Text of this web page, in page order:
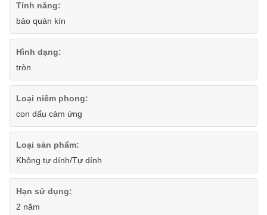
Tính năng:
bảo quản kín
Hình dạng:
tròn
Loại niêm phong:
con dấu cảm ứng
Loại sản phẩm:
Không tự dính/Tự dính
Hạn sử dụng:
2 năm